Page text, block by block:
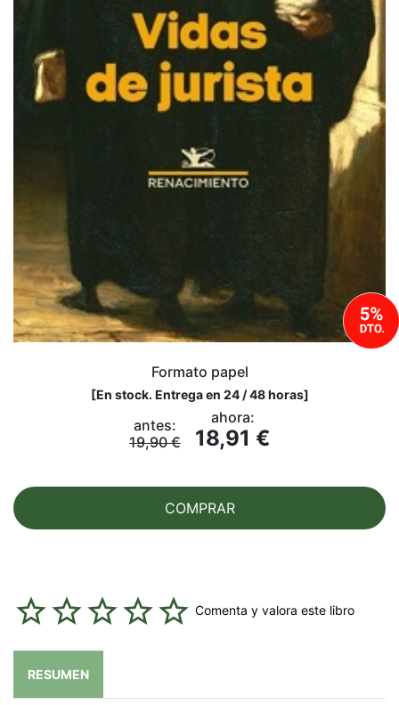
Formato papel
[En stock. Entrega en 24 / 48 horas]
antes:
19,90 €
ahora:
18,91 €
COMPRAR
Comenta y valora este libro
RESUMEN